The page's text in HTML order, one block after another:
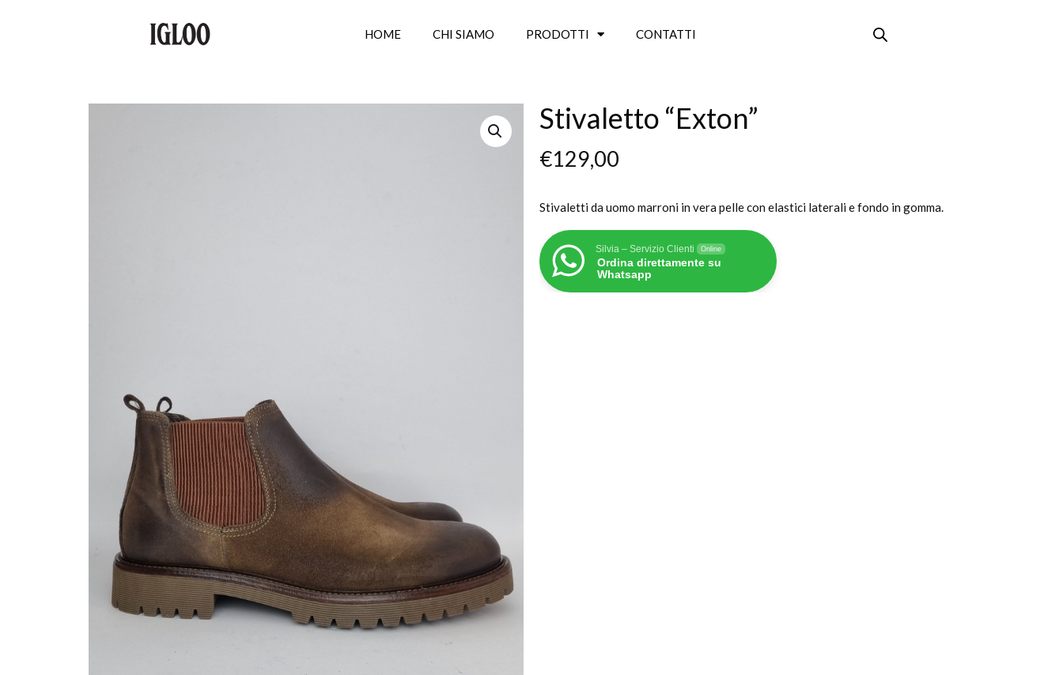
HOME CHI SIAMO PRODOTTI CONTATTI
Stivaletto “Exton”
€129,00
Stivaletti da uomo marroni in vera pelle con elastici laterali e fondo in gomma.
Silvia – Servizio Clienti Online
Ordina direttamente su
Whatsapp